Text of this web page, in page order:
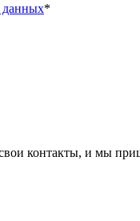
данных*
контакты, и мы